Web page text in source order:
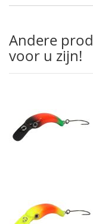
Andere
voor u zijn!